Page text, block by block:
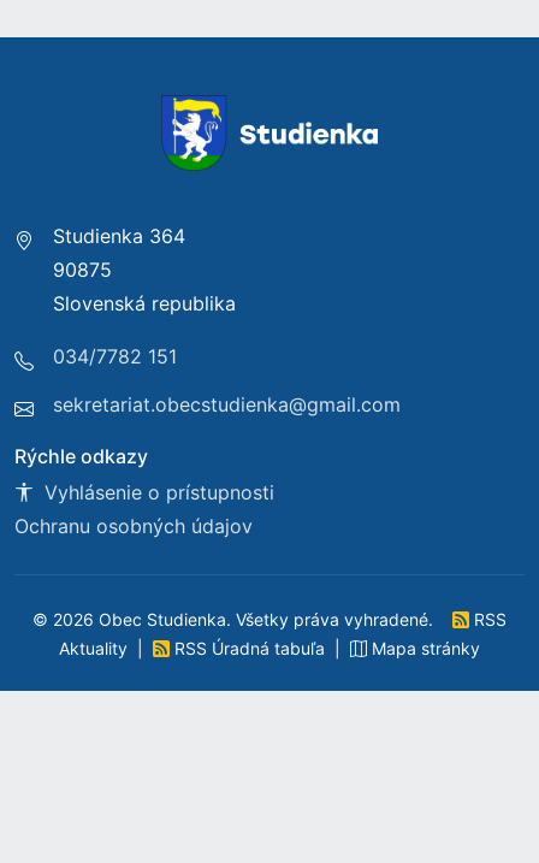
Studienka 364
90875
Slovenská republika
034/7782 151
sekretariat.obecstudienka@gmail.com
Rýchle odkazy
Vyhlásenie o prístupnosti
Ochranu osobných údajov
© 2026 Obec Studienka. Všetky práva vyhradené.
RSS
Aktuality
RSS Úradná tabuľa Mapa stránky